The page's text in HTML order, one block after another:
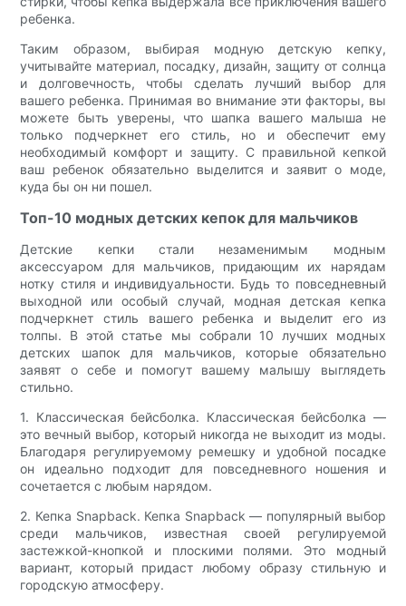
ребенка.
Таким образом, выбирая модную детскую кепку,
учитывайте материал, посадку, дизайн, защиту от солнца
и долговечность, чтобы сделать лучший выбор для
вашего ребенка. Принимая во внимание эти факторы, вы
можете быть уверены, что шапка вашего малыша не
только подчеркнет его стиль, но и обеспечит ему
необходимый комфорт и защиту. С правильной кепкой
ваш ребенок обязательно выделится и заявит о моде,
куда бы он ни пошел.
Топ-10 модных детских кепок для мальчиков
Детские кепки стали незаменимым модным
аксессуаром для мальчиков, придающим их нарядам
нотку стиля и индивидуальности. Будь то повседневный
выходной или особый случай, модная детская кепка
подчеркнет стиль вашего ребенка и выделит его из
толпы. В этой статье мы собрали 10 лучших модных
детских шапок для мальчиков, которые обязательно
заявят о себе и помогут вашему малышу выглядеть
стильно.
1. Классическая бейсболка. Классическая бейсболка —
это вечный выбор, который никогда не выходит из моды.
Благодаря регулируемому ремешку и удобной посадке
он идеально подходит для повседневного ношения и
сочетается с любым нарядом.
2. Кепка Snapback. Кепка Snapback — популярный выбор
среди мальчиков, известная своей регулируемой
застежкой-кнопкой и плоскими полями. Это модный
вариант, который придаст любому образу стильную и
городскую атмосферу.